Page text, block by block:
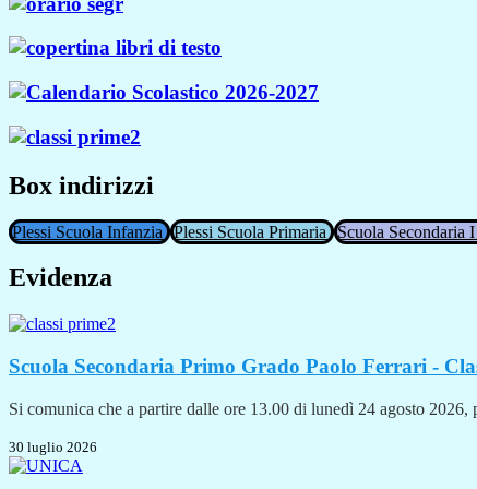
Box indirizzi
Plessi Scuola Infanzia Plessi Scuola Primaria Scuola Secondaria
Evidenza
Scuola Secondaria Primo Grado Paolo Ferrari -
Si comunica che a partire dalle ore 13.00 di lunedì 24 agosto
30 luglio 2026